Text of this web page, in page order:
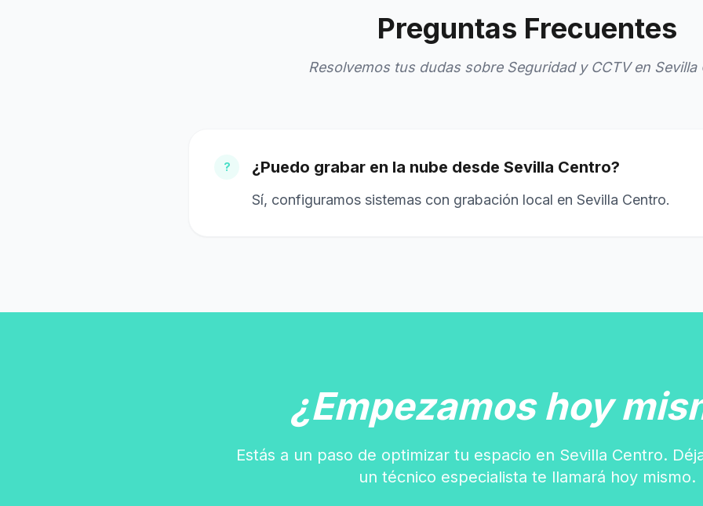
Preguntas Frecuentes
Resolvemos tus dudas sobre Seguridad y CCTV en Sevilla
? ¿Puedo grabar en la nube desde Sevilla Centro?
Sí, configuramos sistemas con grabación local en Sevilla Centro.
¿Empezamos hoy
Estás a un paso de optimizar tu espacio en Sevilla Centro.
un técnico especialista te llamará hoy mismo.